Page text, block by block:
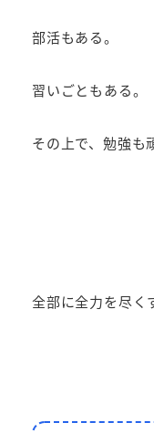
部活もある。
習いごともある。
その上で、勉強も
全部に全力を尽く